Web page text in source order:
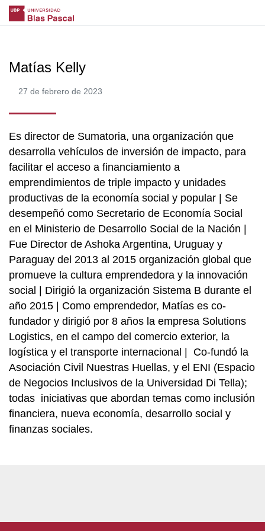
Matías Kelly
27 de febrero de 2023
Es director de Sumatoria, una organización que
desarrolla vehículos de inversión de impacto, para
facilitar el acceso a financiamiento a
emprendimientos de triple impacto y unidades
productivas de la economía social y popular | Se
desempeñó como Secretario de Economía Social
en el Ministerio de Desarrollo Social de la Nación |
Fue Director de Ashoka Argentina, Uruguay y
Paraguay del 2013 al 2015 organización global que
promueve la cultura emprendedora y la innovación
social | Dirigió la organización Sistema B durante el
año 2015 | Como emprendedor, Matías es co-
fundador y dirigió por 8 años la empresa Solutions
Logistics, en el campo del comercio exterior, la
logística y el transporte internacional | Co-fundó la
Asociación Civil Nuestras Huellas, y el ENI (Espacio
de Negocios Inclusivos de la Universidad Di Tella);
todas iniciativas que abordan temas como inclusión
financiera, nueva economía, desarrollo social y
finanzas sociales.